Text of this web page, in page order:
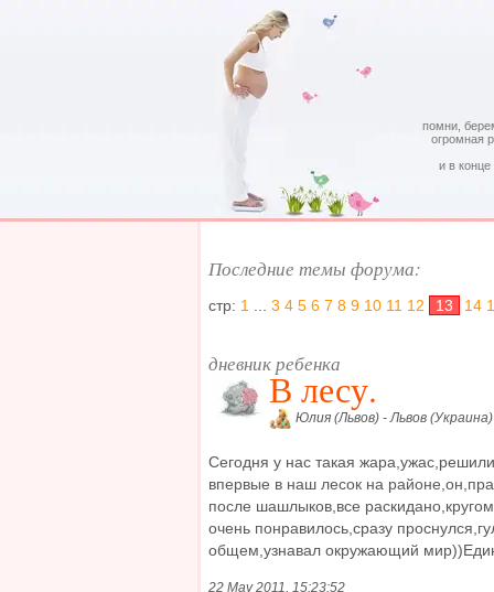
помни,
огромная
и в
Последние темы форума:
стр: 1 3 4 5 6 7 8 9 10 11 12 13 14
дневник ребенка
В лесу.
Юлия (Львов) - Львов
Сегодня у нас такая
впервые в наш лесок на
после шашлыков,все
очень понравилось,сразу
общем,узнавал окружающий
22 May 2011, 15:23:52